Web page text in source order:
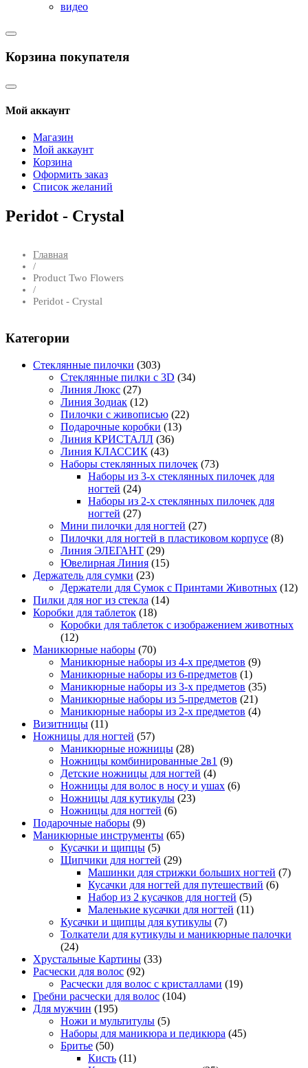
видео
Корзина покупателя
Мой аккаунт
Магазин
Мой аккаунт
Корзина
Оформить заказ
Список желаний
Peridot - Crystal
Главная
/
Product Two Flowers
/
Peridot - Crystal
Категории
Стеклянные пилочки (303)
Стеклянные пилки с 3D (34)
Линия Люкс (27)
Линия Зодиак (12)
Пилочки с живописью (22)
Подарочные коробки (13)
Линия КРИСТАЛЛ (36)
Линия КЛАССИК (43)
Наборы стеклянных пилочек (73)
Наборы из 3-х стеклянных пилочек для
ногтей (24)
Наборы из 2-х стеклянных пилочек для
ногтей (27)
Мини пилочки для ногтей (27)
Пилочки для ногтей в пластиковом корпусе (8)
Линия ЭЛЕГАНТ (29)
Ювелирная Линия (15)
Держатель для сумки (23)
Держатели для Сумок с Принтами Животных (12)
Пилки для ног из стекла (14)
Коробки для таблеток (18)
Коробки для таблеток с изображением животных
(12)
Маникюрные наборы (70)
Маникюрные наборы из 4-х предметов (9)
Маникюрные наборы из 6-предметов (1)
Маникюрные наборы из 3-х предметов (35)
Маникюрные наборы из 5-предметов (21)
Маникюрные наборы из 2-х предметов (4)
Визитницы (11)
Ножницы для ногтей (57)
Маникюрные ножницы (28)
Ножницы комбинированные 2в1 (9)
Детские ножницы для ногтей (4)
Ножницы для волос в носу и ушах (6)
Ножницы для кутикулы (23)
Ножницы для ногтей (6)
Подарочные наборы (9)
Маникюрные инструменты (65)
Кусачки и щипцы (5)
Щипчики для ногтей (29)
Машинки для стрижки больших ногтей (7)
Кусачки для ногтей для путешествий (6)
Набор из 2 кусачков для ногтей (5)
Маленькие кусачки для ногтей (11)
Кусачки и щипцы для кутикулы (7)
Толкатели для кутикулы и маникюрные палочки
(24)
Хрустальные Картины (33)
Расчески для волос (92)
Расчески для волос с кристаллами (19)
Гребни расчески для волос (104)
Для мужчин (195)
Ножи и мультитулы (5)
Наборы для маникюра и педикюра (45)
Бритье (50)
Кисть (11)